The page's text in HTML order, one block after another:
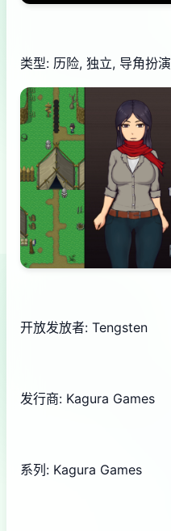
类型: 历险, 独立, 导角扮演
开放发放者: Tengsten
发行商: Kagura Games
系列: Kagura Games